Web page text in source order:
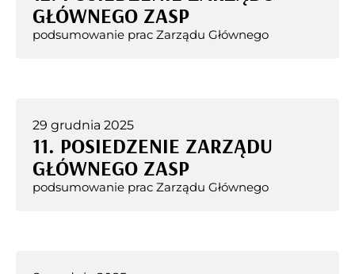
GŁÓWNEGO ZASP
podsumowanie prac Zarządu Głównego
29 grudnia 2025
11. POSIEDZENIE ZARZĄDU
GŁÓWNEGO ZASP
podsumowanie prac Zarządu Głównego